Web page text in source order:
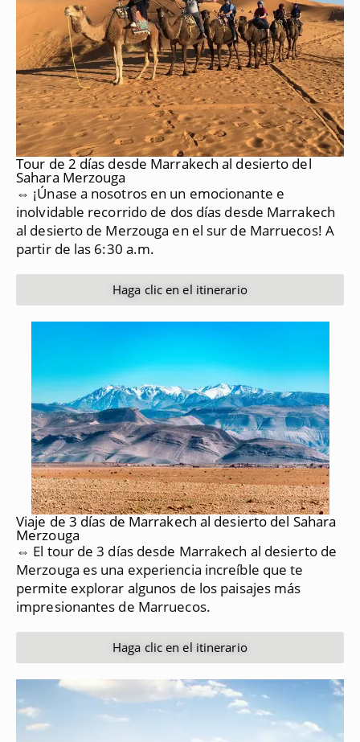
Tour de 2 días desde Marrakech al desierto del
Sahara Merzouga
⇔ ¡Únase a nosotros en un emocionante e
inolvidable recorrido de dos días desde Marrakech
al desierto de Merzouga en el sur de Marruecos! A
partir de las 6:30 a.m.
Haga clic en el itinerario
Viaje de 3 días de Marrakech al desierto del Sahara
Merzouga
⇔ El tour de 3 días desde Marrakech al desierto de
Merzouga es una experiencia increíble que te
permite explorar algunos de los paisajes más
impresionantes de Marruecos.
Haga clic en el itinerario